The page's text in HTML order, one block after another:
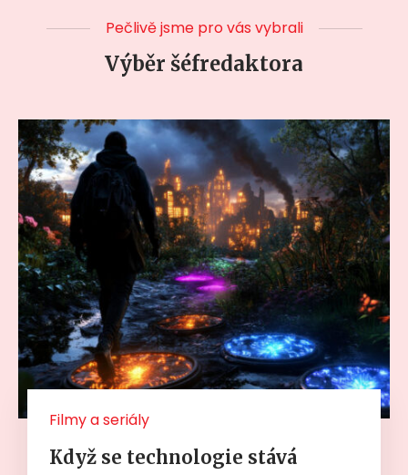
Pečlivě jsme pro vás vybrali
Výběr šéfredaktora
Filmy a seriály
Když se technologie stává